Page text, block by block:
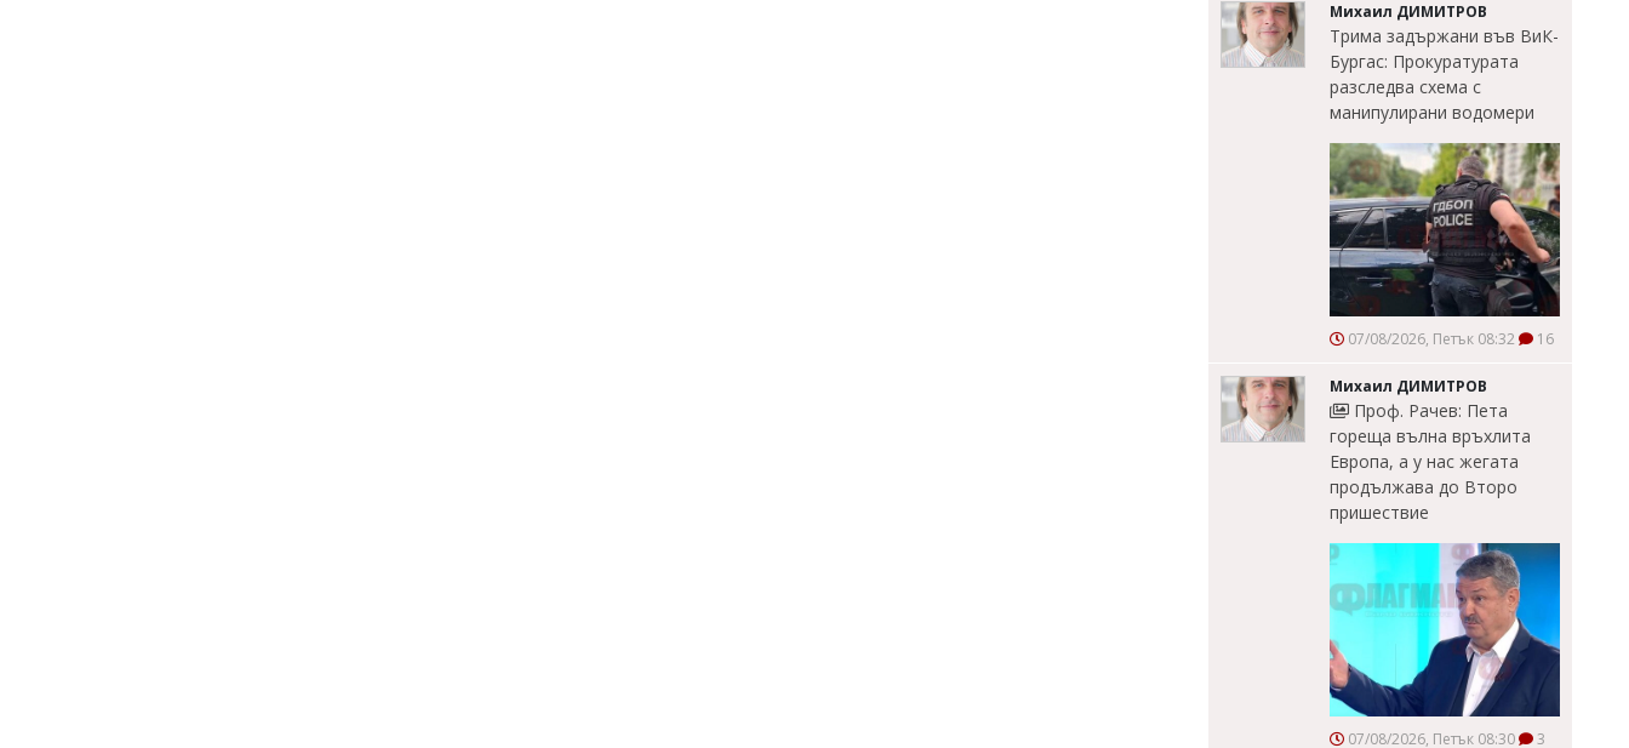
Михаил ДИМИТРОВ
Трима задържани във ВиК-
Бургас: Прокуратурата
разследва схема с
манипулирани водомери
07/08/2026, Петък 08:32 16
Михаил ДИМИТРОВ
Проф. Рачев: Пета
гореща вълна връхлита
Европа, а у нас жегата
продължава до Второ
пришествие
07/08/2026, Петък 08:30 3